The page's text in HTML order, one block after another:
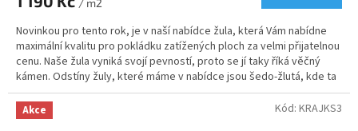
Novinkou pro tento rok, je v naší nabídce žula, která Vám nabídne
maximální kvalitu pro pokládku zatížených ploch za velmi přijatelnou
cenu. Naše žula vyniká svojí pevností, proto se jí taky říká věčný
kámen. Odstíny žuly, které máme v nabídce jsou šedo-žlutá, kde ta
žlutá je formou melíru, díky kterému Vám vznikne krásná mozaika.
Svoje využití najde žulová kostka od nás na příjezdových cestách,
cestičkách, garážových stání nebo v zahradní architektuře.
Akce Kód: KRAJKS3